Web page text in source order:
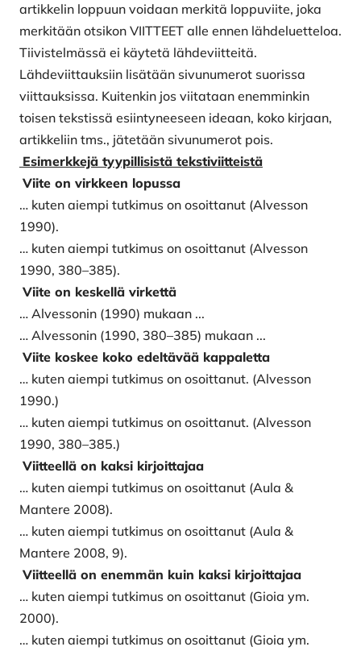
artikkelin loppuun voidaan merkitä loppuviite, joka
merkitään otsikon VIITTEET alle ennen lähdeluetteloa.
Tiivistelmässä ei käytetä lähdeviitteitä.
Lähdeviittauksiin lisätään sivunumerot suorissa
viittauksissa. Kuitenkin jos viitataan enemminkin
toisen tekstissä esiintyneeseen ideaan, koko kirjaan,
artikkeliin tms., jätetään sivunumerot pois.
Esimerkkejä tyypillisistä tekstiviitteistä
Viite on virkkeen lopussa
… kuten aiempi tutkimus on osoittanut (Alvesson
1990).
… kuten aiempi tutkimus on osoittanut (Alvesson
1990, 380–385).
Viite on keskellä virkettä
… Alvessonin (1990) mukaan ...
… Alvessonin (1990, 380–385) mukaan ...
Viite koskee koko edeltävää kappaletta
… kuten aiempi tutkimus on osoittanut. (Alvesson
1990.)
… kuten aiempi tutkimus on osoittanut. (Alvesson
1990, 380–385.)
Viitteellä on kaksi kirjoittajaa
… kuten aiempi tutkimus on osoittanut (Aula &
Mantere 2008).
… kuten aiempi tutkimus on osoittanut (Aula &
Mantere 2008, 9).
Viitteellä on enemmän kuin kaksi kirjoittajaa
… kuten aiempi tutkimus on osoittanut (Gioia ym.
2000).
… kuten aiempi tutkimus on osoittanut (Gioia ym.